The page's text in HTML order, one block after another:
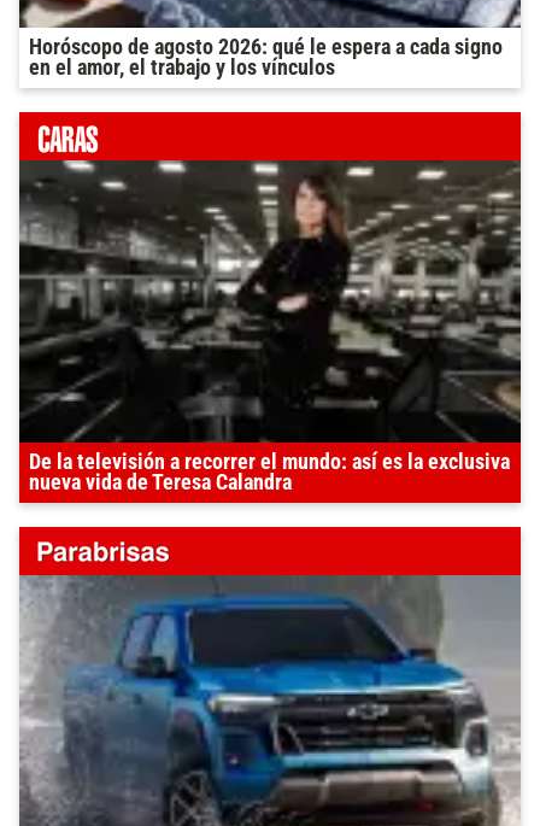
Horóscopo de agosto 2026: qué le espera a cada signo
en el amor, el trabajo y los vínculos
De la televisión a recorrer el mundo: así es la exclusiva
nueva vida de Teresa Calandra